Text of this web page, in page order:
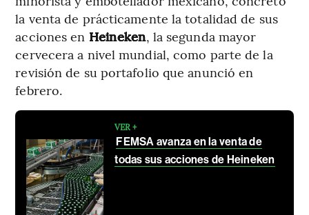
la venta de prácticamente la totalidad de sus
acciones en Heineken, la segunda mayor
cervecera a nivel mundial, como parte de la
revisión de su portafolio que anunció en
febrero.
VER +
FEMSA avanza en la venta de
todas sus acciones de Heineken